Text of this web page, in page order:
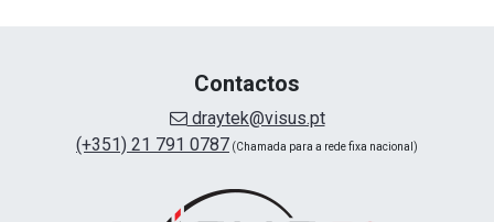
Contactos
draytek@visus.pt
(+351) 21 791 0787 (Chamada para a rede fixa nacional)